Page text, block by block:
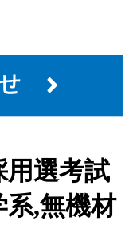
用選考試
,無機材